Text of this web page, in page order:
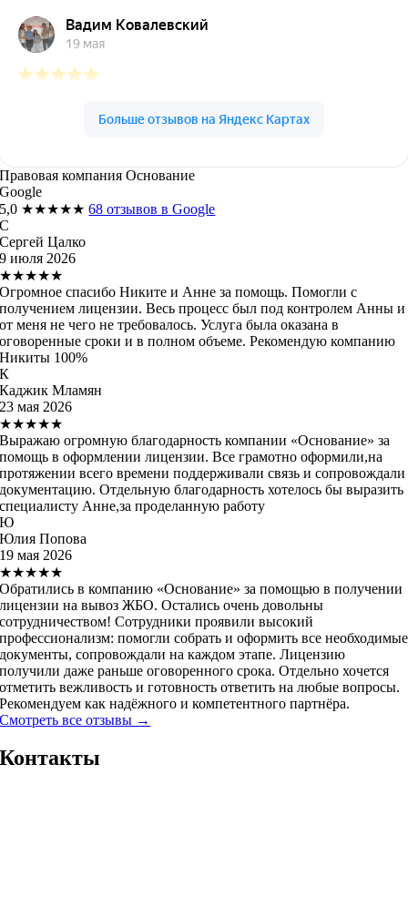
Правовая компания Основание
Google
5,0 ★★★★★68 отзывов в Google
С
Сергей Цалко
9 июля 2026
★★★★★
Огромное спасибо Никите и Анне за помощь. Помогли с
получением лицензии. Весь процесс был под контролем Анны и
от меня не чего не требовалось. Услуга была оказана в
оговоренные сроки и в полном объеме. Рекомендую компанию
Никиты 100%
К
Каджик Мламян
23 мая 2026
★★★★★
Выражаю огромную благодарность компании «Основание» за
помощь в оформлении лицензии. Все грамотно оформили,на
протяжении всего времени поддерживали связь и сопровождали
документацию. Отдельную благодарность хотелось бы выразить
специалисту Анне,за проделанную работу
Ю
Юлия Попова
19 мая 2026
★★★★★
Обратились в компанию «Основание» за помощью в получении
лицензии на вывоз ЖБО. Остались очень довольны
сотрудничеством! Сотрудники проявили высокий
профессионализм: помогли собрать и оформить все необходимые
документы, сопровождали на каждом этапе. Лицензию
получили даже раньше оговоренного срока. Отдельно хочется
отметить вежливость и готовность ответить на любые вопросы.
Рекомендуем как надёжного и компетентного партнёра.
Смотреть все отзывы →
Контакты